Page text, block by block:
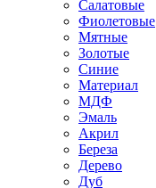
Салатовые
Фиолетовые
Мятные
Золотые
Синие
Материал
МДФ
Эмаль
Акрил
Береза
Дерево
Дуб